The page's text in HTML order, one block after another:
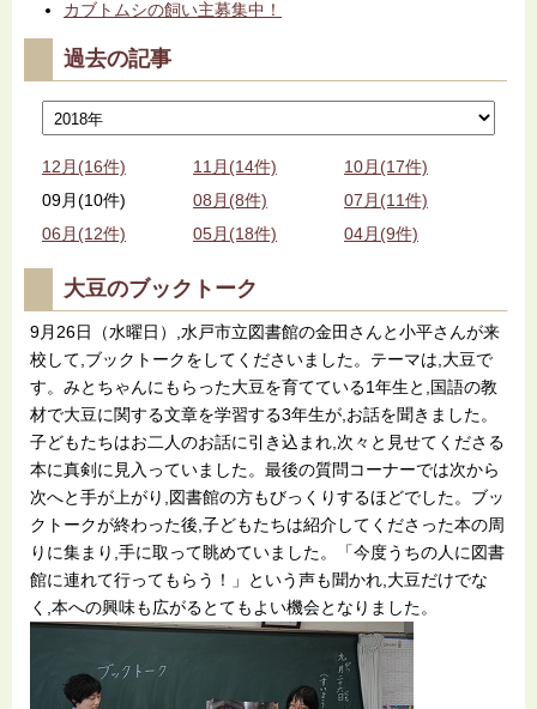
カブトムシの飼い主募集中！
過去の記事
12月(16件) 11月(14件)
10月(17件)
09月(10件)
08月(8件)
07月(11件)
06月(12件)
05月(18件) 04月(9件)
大豆のブックトーク
9月26日（水曜日）,水戸市立図書館の金田さんと小平さんが来
校して,ブックトークをしてくださいました。テーマは,大豆で
す。みとちゃんにもらった大豆を育てている1年生と,国語の教
材で大豆に関する文章を学習する3年生が,お話を聞きました。
子どもたちはお二人のお話に引き込まれ,次々と見せてくださる
本に真剣に見入っていました。最後の質問コーナーでは次から
次へと手が上がり,図書館の方もびっくりするほどでした。ブッ
クトークが終わった後,子どもたちは紹介してくださった本の周
りに集まり,手に取って眺めていました。「今度うちの人に図書
館に連れて行ってもらう！」という声も聞かれ,大豆だけでな
く,本への興味も広がるとてもよい機会となりました。